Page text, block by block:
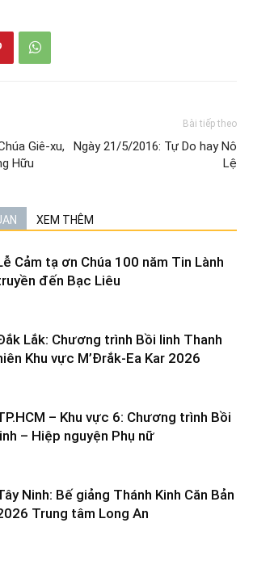
Giê-xu,
Hữu
Bài tiếp theo
Ngày 21/5/2016: Tự Do hay Nô
Lệ
XEM THÊM
Cảm tạ ơn Chúa 100 năm Tin Lành
đến Bạc Liêu
Lắk: Chương trình Bồi linh Thanh
Khu vực M’Đrắk-Ea Kar 2026
– Khu vực 6: Chương trình Bồi
– Hiệp nguyện Phụ nữ
Ninh: Bế giảng Thánh Kinh Căn Bản
Trung tâm Long An